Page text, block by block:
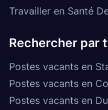
Travailler en Santé
Rechercher par
Postes vacants en
Postes vacants en
Postes vacants en